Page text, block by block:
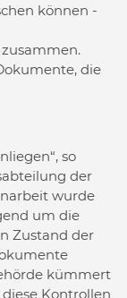
können -
die
so
der
wurde
um die
Zustand der
kümmert
Kontrollen